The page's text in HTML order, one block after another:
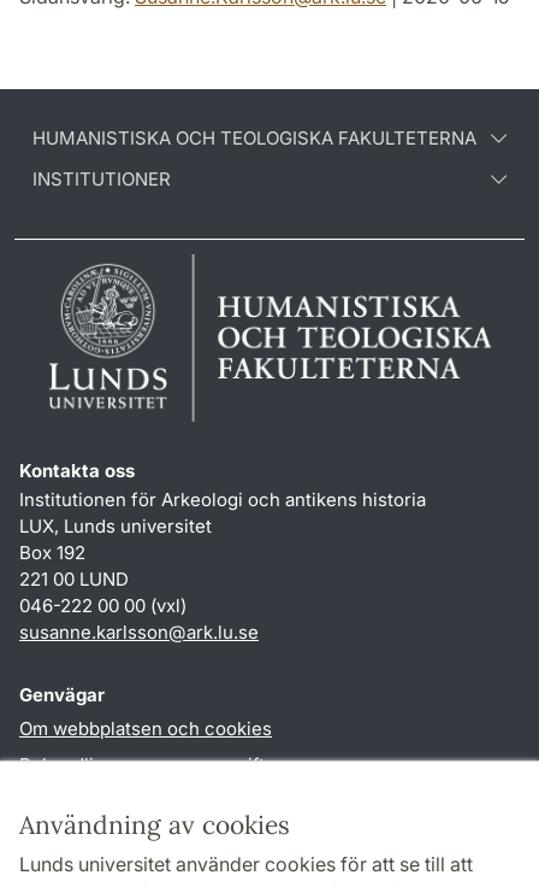
Användning av cookies
Lunds universitet använder cookies för att se till att
HUMANISTISKA OCH TEOLOGISKA FAKULTETERNA
INSTITUTIONER
Kontakta oss
Institutionen för Arkeologi och antikens historia
LUX, Lunds universitet
Box 192
221 00 LUND
046-222 00 00 (vxl)
susanne.karlsson@ark.lu.se
Genvägar
Om webbplatsen och cookies
Behandling av personuppgifter
TYPO3-login